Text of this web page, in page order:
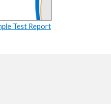
Test Report